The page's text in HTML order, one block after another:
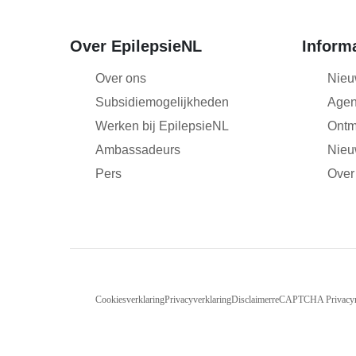
Over EpilepsieNL
Over ons
Subsidiemogelijkheden
Werken bij EpilepsieNL
Ambassadeurs
Pers
CookiesverklaringPrivacyverklaringDisclaimerreCAPTCHA Privacy